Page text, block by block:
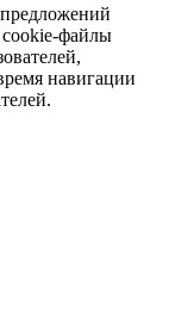
cookie-файлы
навигации